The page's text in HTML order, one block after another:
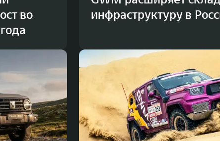
во
инфраструктуру в